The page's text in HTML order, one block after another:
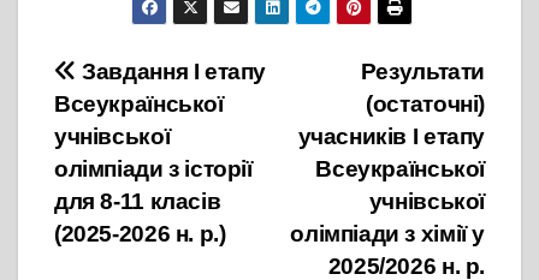
Навігація
записів
Результати
(остаточні)
учасників І етапу
Всеукраїнської
учнівської
олімпіади з хімії у
2025/2026 н. р.
Завдання І етапу
Всеукраїнської
учнівської
олімпіади з історії
для 8-11 класів
(2025-2026 н. р.)